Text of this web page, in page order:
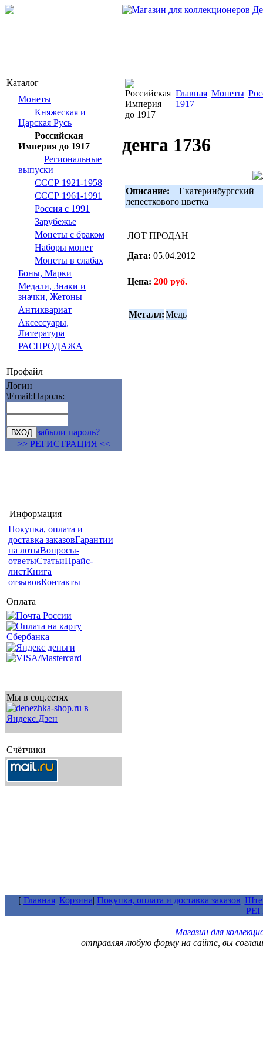
Каталог
Монеты
Княжеская и
Царская Русь
Российская
Империя до 1917
Региональные
выпуски
СССР 1921-1958
СССР 1961-1991
Россия с 1991
Зарубежье
Монеты с браком
Наборы монет
Монеты в слабах
Боны, Марки
Медали, Знаки и
значки, Жетоны
Антиквариат
Аксессуары,
Литература
РАСПРОДАЖА
Профайл
Логин
\Email:Пароль:
забыли пароль?
>> РЕГИСТРАЦИЯ <<
Информация
Покупка, оплата и
доставка заказовГарантии
на лотыВопросы-
ответыСтатьиПрайс-
листКнига
отзывовКонтакты
Оплата
Мы в соц.сетях
Счётчики
Главная Монеты
1917
денга 1736
Описание:
лепесткового цветка
ЛОТ ПРОДАН
Дата: 05.04.2012
Цена: 200 руб.
Металл:Медь
[ Главная| Корзина| Покупка, оплата и доставка заказов |
Магазин для
отправляя любую форму на сайте, вы